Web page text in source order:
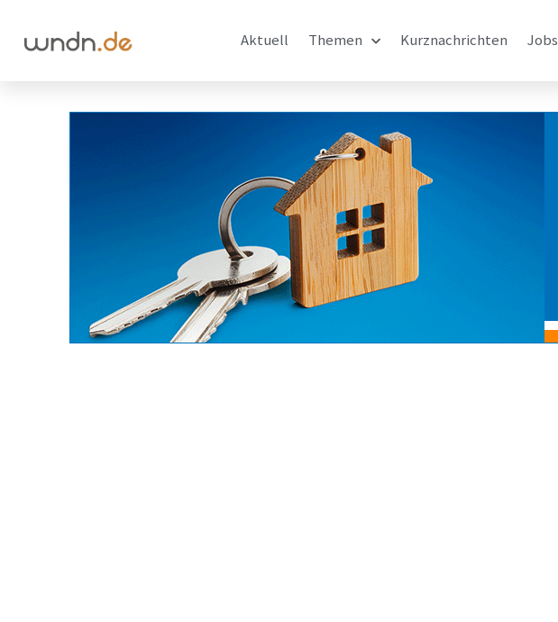
Aktuell Themen Kurznachrichten Jobs